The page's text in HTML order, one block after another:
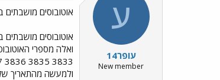
א
י
ך
ע
עופר14
New member
אוטובוסים מושבתים
אוטובוסים מושבתים
ולמעשה מהתאריך של היום